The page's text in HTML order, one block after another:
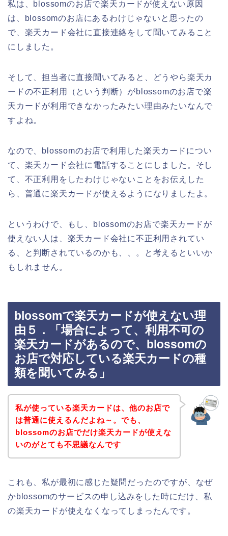
私は、blossomのお店で楽天カードが使えない原因
は、blossomのお店にあるわけじゃないと思ったの
で、楽天カード会社に直接連絡をして聞いてみること
にしました。
そして、担当者に直接聞いてみると、どうやら楽天カ
ードの不正利用（という判断）がblossomのお店で楽
天カードが利用できなかったみたい理由みたいなんで
すよね。
なので、blossomのお店で利用した楽天カードについ
て、楽天カード会社に電話することにしました。そし
て、不正利用をしたわけじゃないことをお伝えした
ら、普通に楽天カードが使えるようになりましたよ。
というわけで、もし、blossomのお店で楽天カードが
使えない人は、楽天カード会社に不正利用されてい
る、と判断されているのかも、、。と考えるといいか
もしれません。
blossomで楽天カードが使えない理
由５．「場合によって、利用不可の
楽天カードがあるので、blossomの
お店で対応している楽天カードの種
類を聞いてみる」
私が使っている楽天カードは、他のお店で
は普通に使えるんだよね～。でも、
blossomのお店でだけ楽天カードが使えな
いのがとても不思議なんです
これも、私が最初に感じた疑問だったのですが、なぜ
かblossomのサービスの申し込みをした時にだけ、私
の楽天カードが使えなくなってしまったんです。